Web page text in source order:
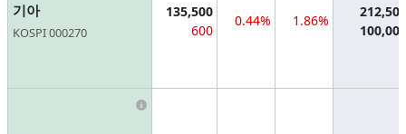
기아
KOSPI 000270
135,500
600
0.44% 1.86%
212,500
100,000
Information